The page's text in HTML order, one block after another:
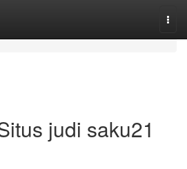
judi saku21